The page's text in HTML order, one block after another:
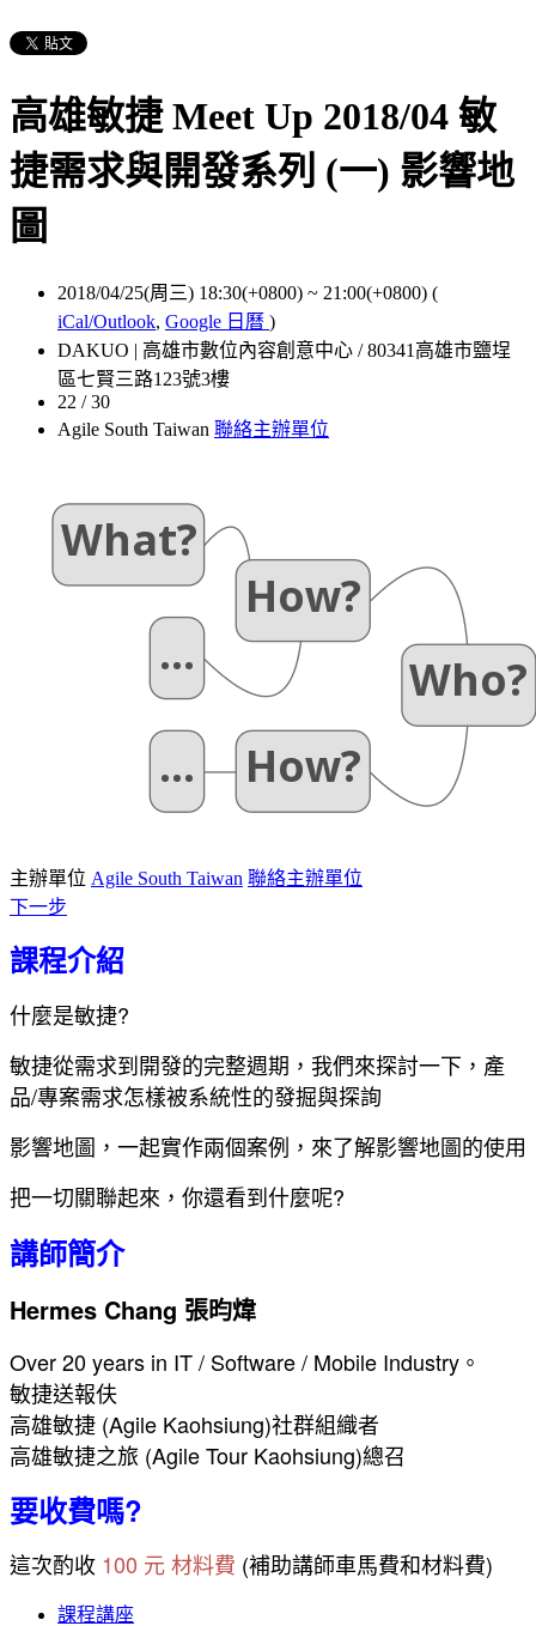
高雄敏捷 Meet Up 2018/04 敏
捷需求與開發系列 (一) 影響地
圖
2018/04/25(周三) 18:30(+0800) ~ 21:00(+0800) (
iCal/Outlook, Google 日曆 )
DAKUO | 高雄市數位內容創意中心 / 80341高雄市鹽埕
區七賢三路123號3樓
22 / 30
Agile South Taiwan 聯絡主辦單位
主辦單位 Agile South Taiwan 聯絡主辦單位
下一步
課程介紹
什麼是敏捷?
敏捷從需求到開發的完整週期，我們來探討一下，產
品/專案需求怎樣被系統性的發掘與探詢
影響地圖，一起實作兩個案例，來了解影響地圖的使用
把一切關聯起來，你還看到什麼呢?
講師簡介
Hermes Chang 張昀煒
Over 20 years in IT / Software / Mobile Industry。
敏捷送報伕
高雄敏捷 (Agile Kaohsiung)社群組織者
高雄敏捷之旅 (Agile Tour Kaohsiung)總召
要收費嗎?
這次酌收 100 元 材料費 (補助講師車馬費和材料費)
課程講座